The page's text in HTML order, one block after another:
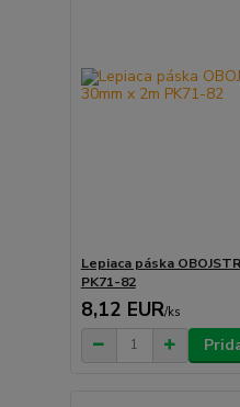
Lepiaca páska
PK71-82
8,12 EUR/ks